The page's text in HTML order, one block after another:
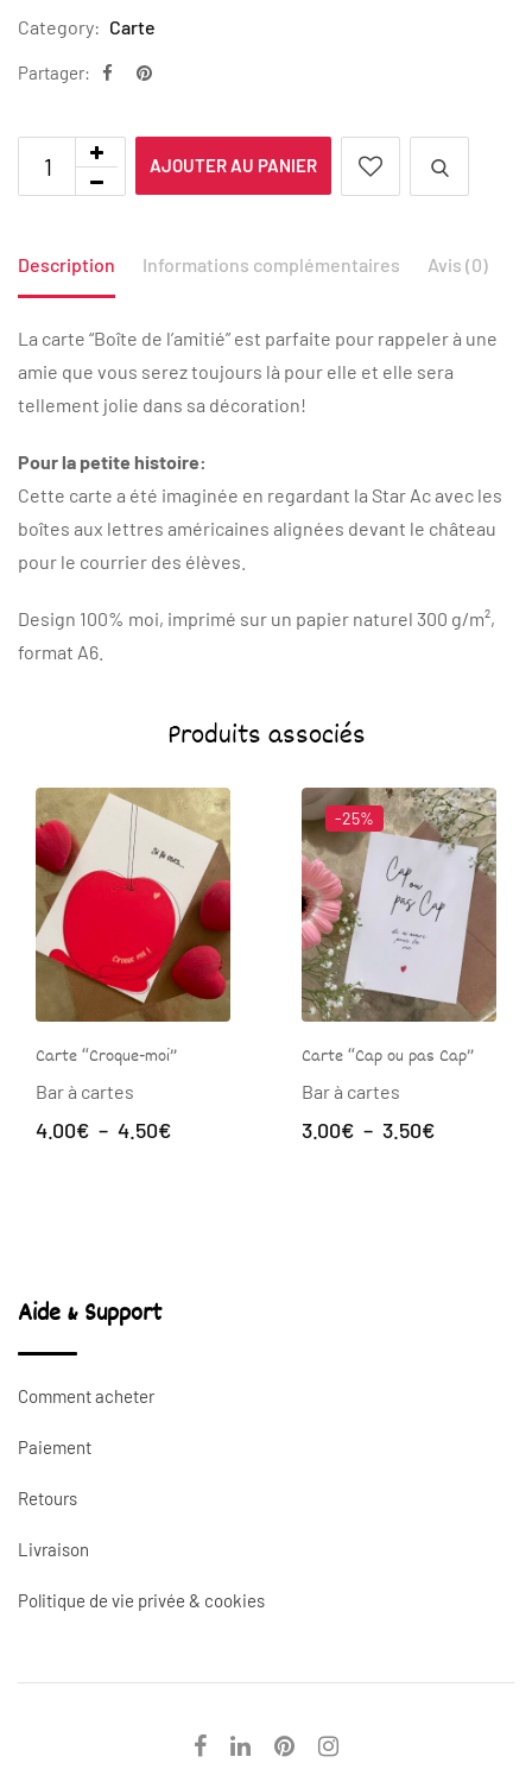
Category: Carte
Partager:
AJOUTER AU PANIER
Description Informations complémentaires Avis (0)
La carte “Boîte de l’amitié” est parfaite pour rappeler à une
amie que vous serez toujours là pour elle et elle sera
tellement jolie dans sa décoration!
Pour la petite histoire:
Cette carte a été imaginée en regardant la Star Ac avec les
boîtes aux lettres américaines alignées devant le château
pour le courrier des élèves.
Design 100% moi, imprimé sur un papier naturel 300 g/m²,
format A6.
Produits associés
Carte “Croque-moi”
Bar à cartes
4.00€ – 4.50€Plage
-25%
Carte “Cap ou pas Cap”
Bar à cartes
3.00€ – 3.50€Plage
Aide & Support
Comment acheter
Paiement
Retours
Livraison
Politique de vie privée & cookies